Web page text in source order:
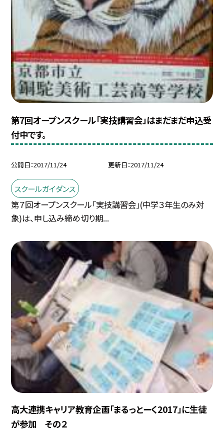
第7回オープンスクール「実技講習会」はまだまだ申込受
付中です。
公開日 2017/11/24 更新日 2017/11/24
スクールガイダンス
第７回オープンスクール「実技講習会」(中学３年生のみ対
象)は、申し込み締め切り期...
高大連携キャリア教育企画「まるっとーく2017」に生徒
が参加 その２